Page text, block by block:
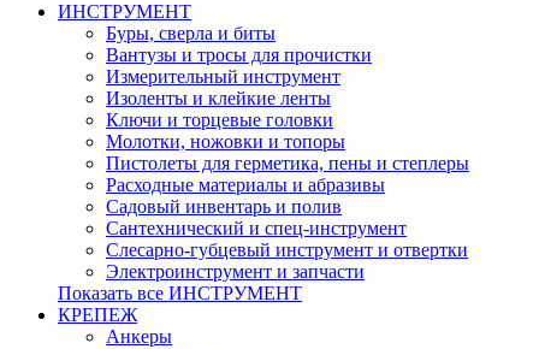
ИНСТРУМЕНТ
Буры, сверла и биты
Вантузы и тросы для прочистки
Измерительный инструмент
Изоленты и клейкие ленты
Ключи и торцевые головки
Молотки, ножовки и топоры
Пистолеты для герметика, пены и степлеры
Расходные материалы и абразивы
Садовый инвентарь и полив
Сантехнический и спец-инструмент
Слесарно-губцевый инструмент и отвертки
Электроинструмент и запчасти
Показать все ИНСТРУМЕНТ
КРЕПЕЖ
Анкеры